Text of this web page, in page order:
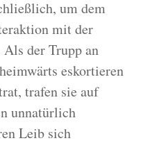
um dem
mit der
der Trupp an
eskortieren
trafen sie auf
unnatürlich
Leib sich